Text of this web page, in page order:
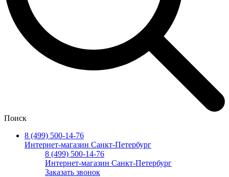
Поиск
8 (499) 500-14-76
Интернет-магазин Санкт-Петербург
8 (499) 500-14-76
Интернет-магазин Санкт-Петербург
Заказать звонок